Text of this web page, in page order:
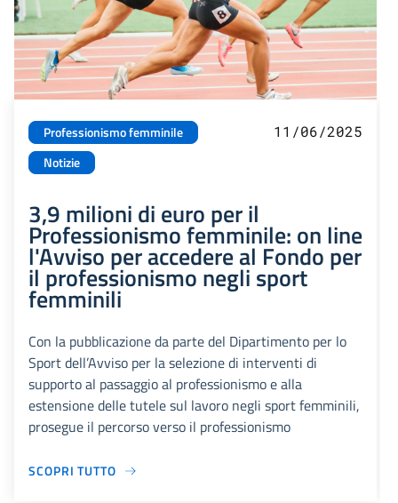
Professionismo femminile
Notizie
11/06/2025
3,9 milioni di euro per il
Professionismo femminile: on line
l'Avviso per accedere al Fondo per
il professionismo negli sport
femminili
Con la pubblicazione da parte del Dipartimento per lo
Sport dell’Avviso per la selezione di interventi di
supporto al passaggio al professionismo e alla
estensione delle tutele sul lavoro negli sport femminili,
prosegue il percorso verso il professionismo
SCOPRI TUTTO